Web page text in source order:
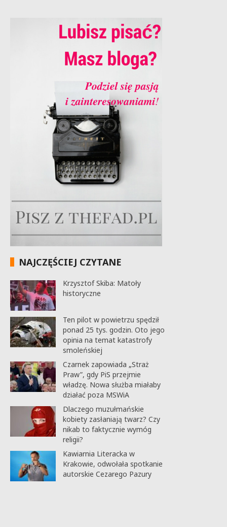
NAJCZĘŚCIEJ CZYTANE
Krzysztof Skiba: Matoły
historyczne
Ten pilot w powietrzu spędził
ponad 25 tys. godzin. Oto jego
opinia na temat katastrofy
smoleńskiej
Czarnek zapowiada „Straż
Praw”, gdy PiS przejmie
władzę. Nowa służba miałaby
działać poza MSWiA
Dlaczego muzułmańskie
kobiety zasłaniają twarz? Czy
nikab to faktycznie wymóg
religii?
Kawiarnia Literacka w
Krakowie, odwołała spotkanie
autorskie Cezarego Pazury